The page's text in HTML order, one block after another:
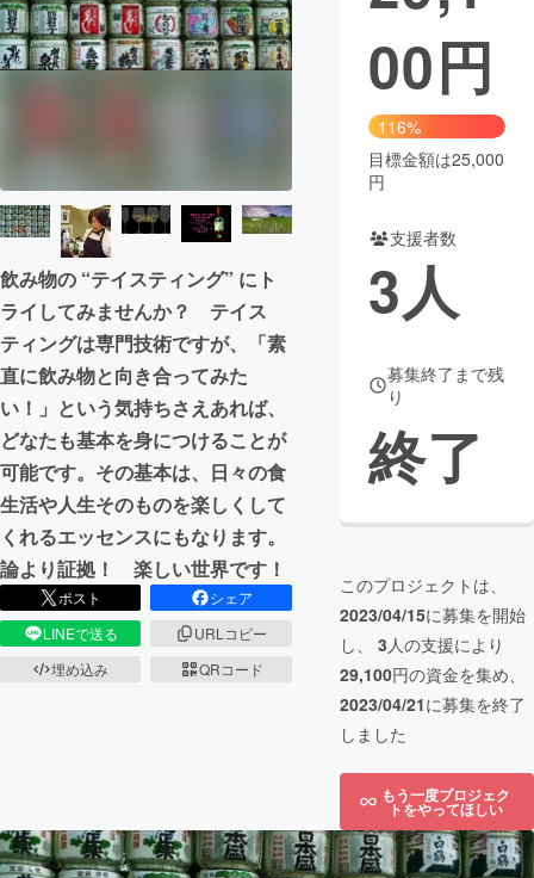
ビジネス・起業 チャレンジ
CAMPFIRE for Social Good CAMPFIRE Creation
CAMPFIREふるさと納税machi-ya コミュニティ
飲み物の “テイスティング” にト
ライしてみませんか？ テイス
ティングは専門技術ですが、「素
直に飲み物と向き合ってみた
い！」という気持ちさえあれば、
どなたも基本を身につけることが
可能です。その基本は、日々の食
生活や人生そのものを楽しくして
くれるエッセンスにもなります。
論より証拠！ 楽しい世界です！
ポスト
シェア
LINEで送る
URLコピー
埋め込み
QRコード
00円
116%
目標金額は25,000
円
支援者数
3人
募集終了まで残
り
終了
このプロジェクトは、
2023/04/15に募集を開始
し、 3人の支援により
29,100円の資金を集め、
2023/04/21に募集を終了
しました
もう一度プロジェク
トをやってほしい